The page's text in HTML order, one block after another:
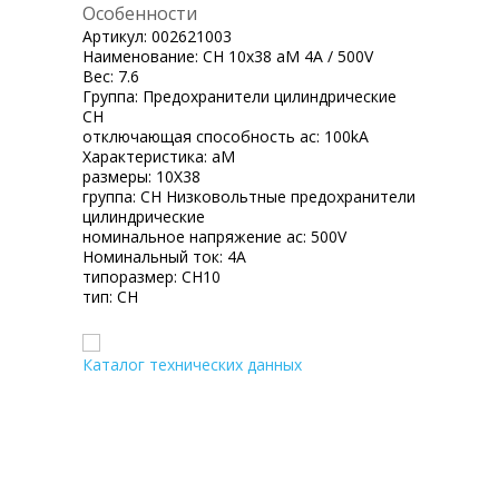
Особенности
Артикул: 002621003
Наименование: CH 10x38 aM 4A / 500V
Вес: 7.6
Группа: Предохранители цилиндрические
CH
отключающая способность ac: 100kA
Характеристика: aM
размеры: 10X38
группа: CH Низковольтные предохранители
цилиндрические
номинальное напряжение ac: 500V
Номинальный ток: 4A
типоразмер: CH10
тип: CH
Каталог технических данных